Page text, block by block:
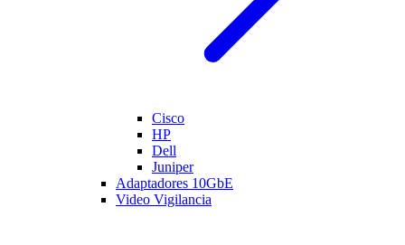
Cisco
HP
Dell
Juniper
Adaptadores 10GbE
Video Vigilancia